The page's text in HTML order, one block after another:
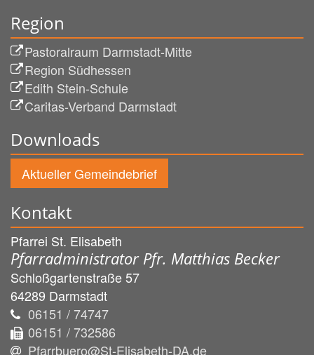
Region
Pastoralraum Darmstadt-Mitte
Region Südhessen
Edith Stein-Schule
Caritas-Verband Darmstadt
Downloads
Aktueller Gemeindebrief
Kontakt
Pfarrei St. Elisabeth
Pfarradministrator Pfr. Matthias Becker
Schloßgartenstraße 57
64289 Darmstadt
06151 / 74747
06151 / 732586
Pfarrbuero@St-Elisabeth-DA.de